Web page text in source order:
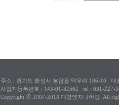
주소 : 경기도 화성시 봉담읍 덕우리 186-10
대
사업자등록번호 : 143-01-32562
tel : 031-227-
Copyright ⓒ 2007-2018 대영엔지니어링. All